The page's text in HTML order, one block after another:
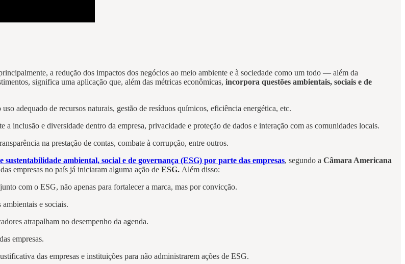
a redução dos impactos dos negócios ao meio ambiente e à sociedade como um todo — além da
significa uma aplicação que, além das métricas econômicas, incorpora questões ambientais, sociais e de
adequado de recursos naturais, gestão de resíduos químicos, eficiência energética, etc.
a inclusão e diversidade dentro da empresa, privacidade e proteção de dados e interação com as comunidades locais.
na prestação de contas, combate à corrupção, entre outros.
ambiental, social e de governança (ESG) por parte das empresas, segundo a Câmara Americana
empresas no país já iniciaram alguma ação de ESG. Além disso:
com o ESG, não apenas para fortalecer a marca, mas por convicção.
e sociais.
atrapalham no desempenho da agenda.
empresas.
das empresas e instituições para não administrarem ações de ESG.